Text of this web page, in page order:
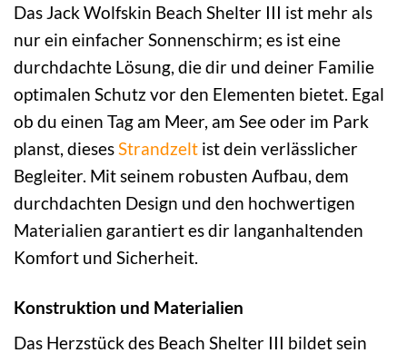
Das Jack Wolfskin Beach Shelter III ist mehr als
nur ein einfacher Sonnenschirm; es ist eine
durchdachte Lösung, die dir und deiner Familie
optimalen Schutz vor den Elementen bietet. Egal
ob du einen Tag am Meer, am See oder im Park
planst, diesesStrandzelt ist dein verlässlicher
Begleiter. Mit seinem robusten Aufbau, dem
durchdachten Design und den hochwertigen
Materialien garantiert es dir langanhaltenden
Komfort und Sicherheit.
Konstruktion und Materialien
Das Herzstück des Beach Shelter III bildet sein